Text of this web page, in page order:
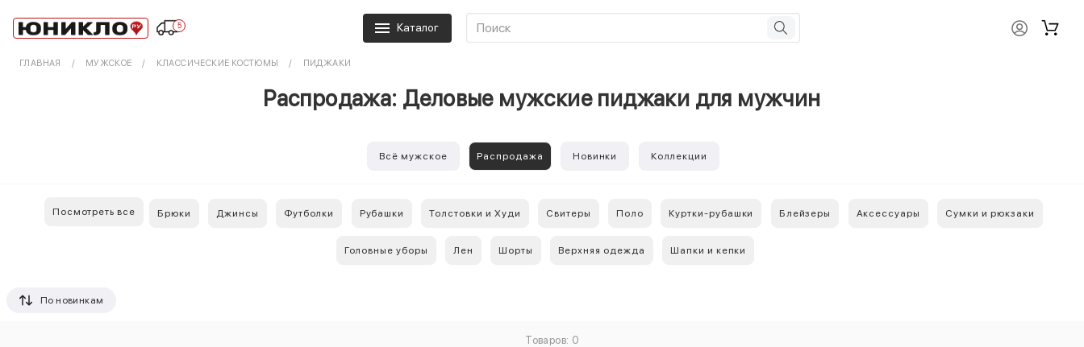
5 Каталог
ГЛАВНАЯ МУЖСКОЕ КЛАССИЧЕСКИЕ КОСТЮМЫ ПИДЖАКИ
Распродажа: Деловые мужские пиджаки для мужчин
Всё мужское Распродажа Новинки Коллекции
Посмотреть все Брюки Джинсы Футболки Рубашки Толстовки и Худи Свитеры Поло Куртки-рубашки Блейзеры Аксессуары Сумки и рюкзаки
Головные уборы Лен Шорты Верхняя одежда Шапки и кепки
По новинкам
Товаров: 0